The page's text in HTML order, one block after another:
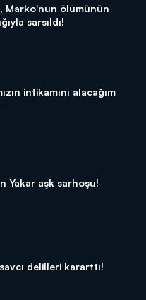
Marko'nun ölümünün
sarsıldı!
intikamını alacağım
Yakar aşk sarhoşu!
delilleri kararttı!